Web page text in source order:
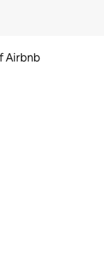
Airbnb